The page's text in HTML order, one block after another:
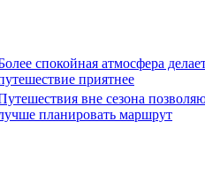
спокойная атмосфера
приятнее
вне сезона
планировать маршрут